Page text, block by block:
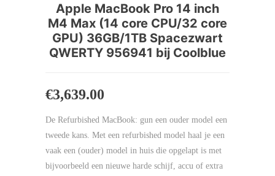
Apple MacBook Pro 14 inch
M4 Max (14 core CPU/32 core
GPU) 36GB/1TB Spacezwart
QWERTY 956941 bij Coolblue
€3,639.00
De Refurbished MacBook: gun een ouder model een
tweede kans. Met een refurbished model haal je een
vaak een (ouder) model in huis die opgelapt is met
bijvoorbeeld een nieuwe harde schijf, accu of extra